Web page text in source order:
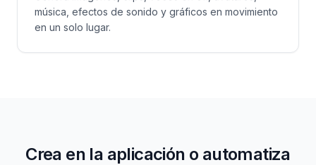
música, efectos de sonido y gráficos en movimiento
en un solo lugar.
Crea en la aplicación o automatiza